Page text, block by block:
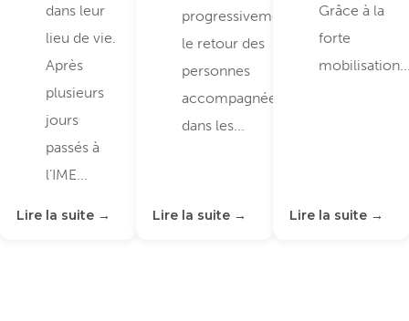
dans leur
lieu de vie.
Après
plusieurs
jours
passés à
l’IME...
Lire la suite →
progressivement
le retour des
personnes
accompagnées
dans les...
Lire la suite →
Grâce à la
forte
Lire la suite →